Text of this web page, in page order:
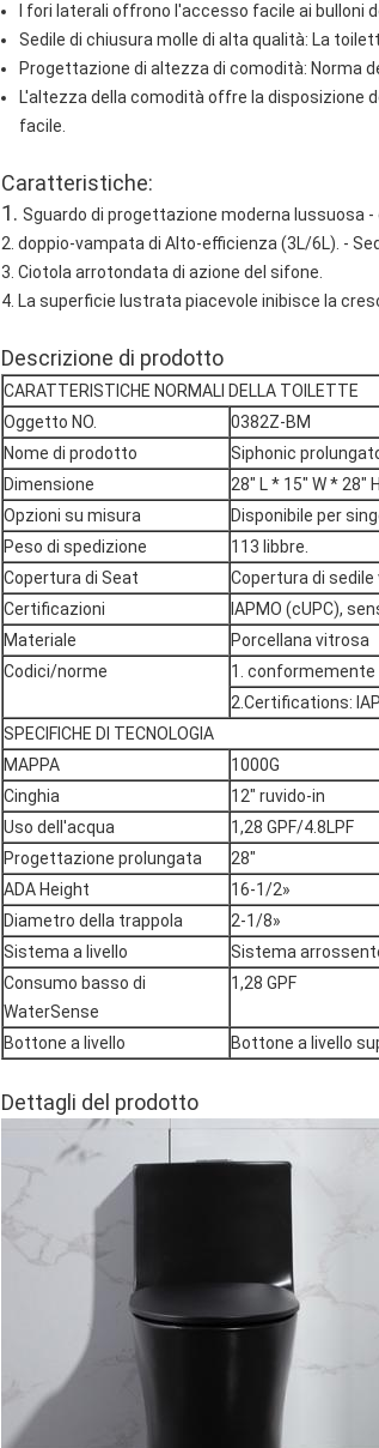
I fori laterali offrono l'accesso facile ai bulloni
Sedile di chiusura molle di alta qualità: La
Progettazione di altezza di comodità: Norma
L'altezza della comodità offre la disposizione
facile.
Caratteristiche:
1. Sguardo di progettazione moderna lussuosa
2. doppio-vampata di Alto-efficienza (3L/6L). -
3. Ciotola arrotondata di azione del sifone.
4. La superficie lustrata piacevole inibisce la
Descrizione di prodotto
CARATTERISTICHE NORMALI DELLA TOILETTE
Oggetto NO.
0382Z-BM
Nome di prodotto
Siphonic
Dimensione
28" L * 15" W * 28" H
Opzioni su misura
Disponibile per
Peso di spedizione
113 libbre.
Copertura di Seat
Copertura di sedile
Certificazioni
IAPMO (cUPC),
Materiale
Porcellana vitrosa
Codici/norme
1. conformemente
2.Certifications:
SPECIFICHE DI TECNOLOGIA
MAPPA
1000G
Cinghia
12" ruvido-in
Uso dell'acqua
1,28 GPF/4.8LPF
Progettazione prolungata
28"
ADA Height
16-1/2»
Diametro della trappola
2-1/8»
Sistema a livello
Sistema
Consumo basso di
WaterSense
1,28 GPF
Bottone a livello Bottone a livello
Dettagli del prodotto